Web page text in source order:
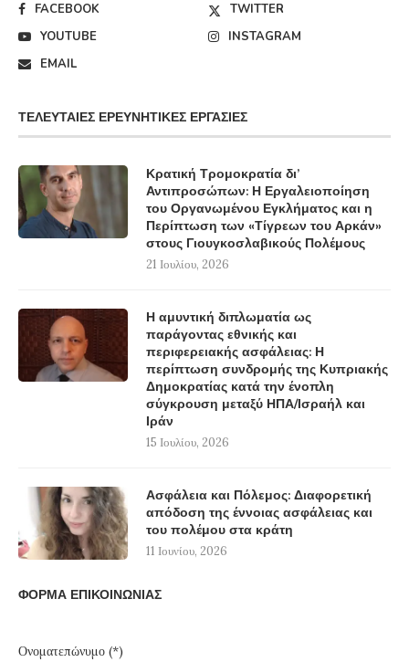
FACEBOOK
TWITTER
YOUTUBE
INSTAGRAM
EMAIL
ΤΕΛΕΥΤΑΊΕΣ ΕΡΕΥΝΗΤΙΚΈΣ ΕΡΓΑΣΊΕΣ
Κρατική Τρομοκρατία δι’
Αντιπροσώπων: Η Εργαλειοποίηση
του Οργανωμένου Εγκλήματος και η
Περίπτωση των «Τίγρεων του Αρκάν»
στους Γιουγκοσλαβικούς Πολέμους
21 Ιουλίου, 2026
Η αμυντική διπλωματία ως
παράγοντας εθνικής και
περιφερειακής ασφάλειας: Η
περίπτωση συνδρομής της Κυπριακής
Δημοκρατίας κατά την ένοπλη
σύγκρουση μεταξύ ΗΠΑ/Ισραήλ και
Ιράν
15 Ιουλίου, 2026
Ασφάλεια και Πόλεμος: Διαφορετική
απόδοση της έννοιας ασφάλειας και
του πολέμου στα κράτη
11 Ιουνίου, 2026
ΦΟΡΜΑ ΕΠΙΚΟΙΝΩΝΙΑΣ
Ονοματεπώνυμο (*)